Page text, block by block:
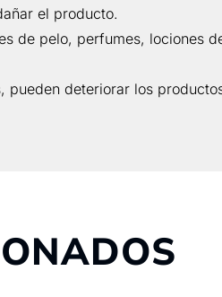
el producto.
de pelo, perfumes, lociones
deteriorar los